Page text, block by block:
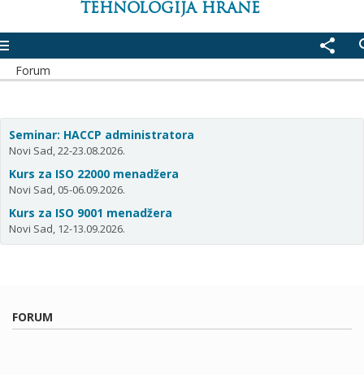
TEHNOLOGIJA HRANE
share
Forum
Seminar: HACCP administratora
Novi Sad, 22-23.08.2026.
Kurs za ISO 22000 menadžera
Novi Sad, 05-06.09.2026.
Kurs za ISO 9001 menadžera
Novi Sad, 12-13.09.2026.
FORUM